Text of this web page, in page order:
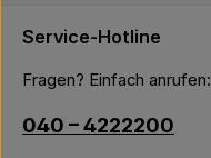
Service-Hotline
Fragen? Einfach anrufen:
040 – 4222200